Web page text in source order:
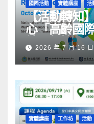
國際活動 實體講座 活
【活動轉知
心「高齡國
社區韌性」
2026 年 7 月 16 日
實體講座 工作坊 活動